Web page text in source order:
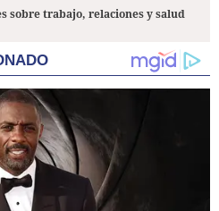
sobre trabajo, relaciones y salud